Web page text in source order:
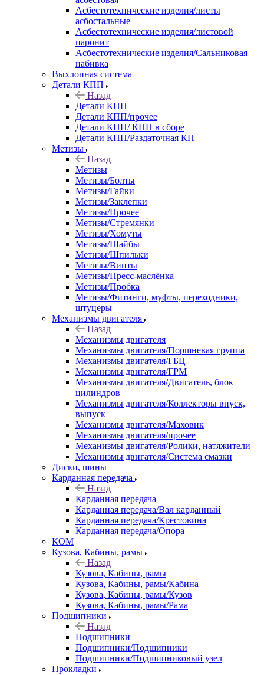
Асбестотехнические изделия/листы
асбостальные
Асбестотехнические изделия/листовой
паронит
Асбестотехнические изделия/Сальниковая
набивка
Выхлопная система
Детали КПП
Назад
Детали КПП
Детали КПП/прочее
Детали КПП/ КПП в сборе
Детали КПП/Раздаточная КП
Метизы
Назад
Метизы
Метизы/Болты
Метизы/Гайки
Метизы/Заклепки
Метизы/Прочее
Метизы/Стремянки
Метизы/Хомуты
Метизы/Шайбы
Метизы/Шпильки
Метизы/Винты
Метизы/Пресс-маслёнка
Метизы/Пробка
Метизы/Фитинги, муфты, переходники,
штуцеры
Механизмы двигателя
Назад
Механизмы двигателя
Механизмы двигателя/Поршневая группа
Механизмы двигателя/ГБЦ
Механизмы двигателя/ГРМ
Механизмы двигателя/Двигатель, блок
цилиндров
Механизмы двигателя/Коллекторы впуск,
выпуск
Механизмы двигателя/Маховик
Механизмы двигателя/прочее
Механизмы двигателя/Ролики, натяжители
Механизмы двигателя/Система смазки
Диски, шины
Карданная передача
Назад
Карданная передача
Карданная передача/Вал карданный
Карданная передача/Крестовина
Карданная передача/Опора
КОМ
Кузова, Кабины, рамы
Назад
Кузова, Кабины, рамы
Кузова, Кабины, рамы/Кабина
Кузова, Кабины, рамы/Кузов
Кузова, Кабины, рамы/Рама
Подшипники
Назад
Подшипники
Подшипники/Подшипники
Подшипники/Подшипниковый узел
Прокладки